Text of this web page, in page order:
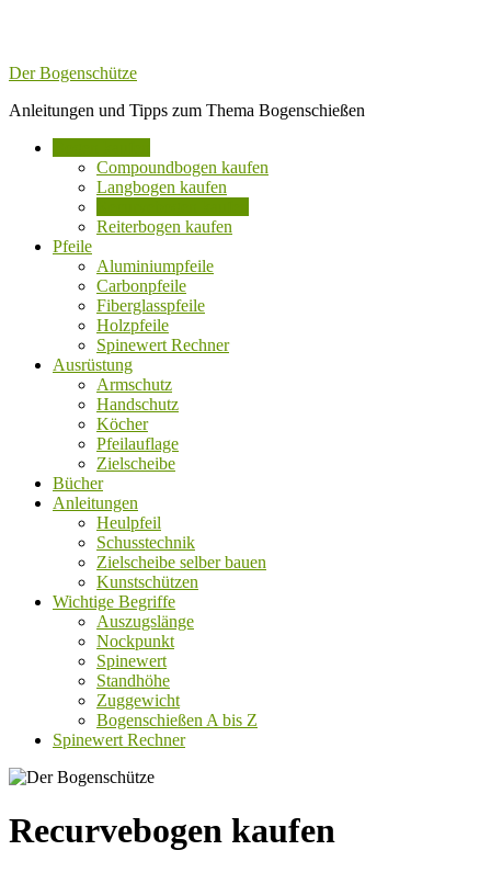
Der Bogenschütze
Anleitungen und Tipps zum Thema Bogenschießen
Compoundbogen kaufen
Langbogen kaufen
Reiterbogen kaufen
Pfeile
Aluminiumpfeile
Carbonpfeile
Fiberglasspfeile
Holzpfeile
Spinewert Rechner
Ausrüstung
Armschutz
Handschutz
Köcher
Pfeilauflage
Zielscheibe
Bücher
Anleitungen
Heulpfeil
Schusstechnik
Zielscheibe selber bauen
Kunstschützen
Wichtige Begriffe
Auszugslänge
Nockpunkt
Spinewert
Standhöhe
Zuggewicht
Bogenschießen A bis Z
Spinewert Rechner
Recurvebogen kaufen